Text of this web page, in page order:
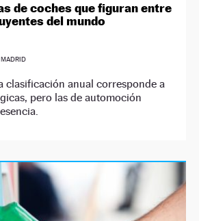
de coches que figuran entre
del mundo
clasificación anual corresponde a
pero las de automoción